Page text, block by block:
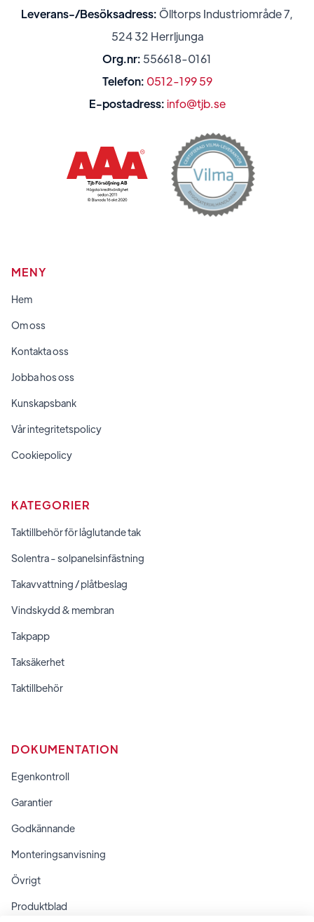
Leverans-/Besöksadress: Ölltorps Industriområde 7,
524 32 Herrljunga
Org.nr: 556618-0161
Telefon: 0512-199 59
E-postadress: info@tjb.se
MENY
Hem
Om oss
Kontakta oss
Jobba hos oss
Kunskapsbank
Vår integritetspolicy
Cookiepolicy
KATEGORIER
Taktillbehör för låglutande tak
Solentra - solpanelsinfästning
Takavvattning / plåtbeslag
Vindskydd & membran
Takpapp
Taksäkerhet
Taktillbehör
DOKUMENTATION
Egenkontroll
Garantier
Godkännande
Monteringsanvisning
Övrigt
Produktblad